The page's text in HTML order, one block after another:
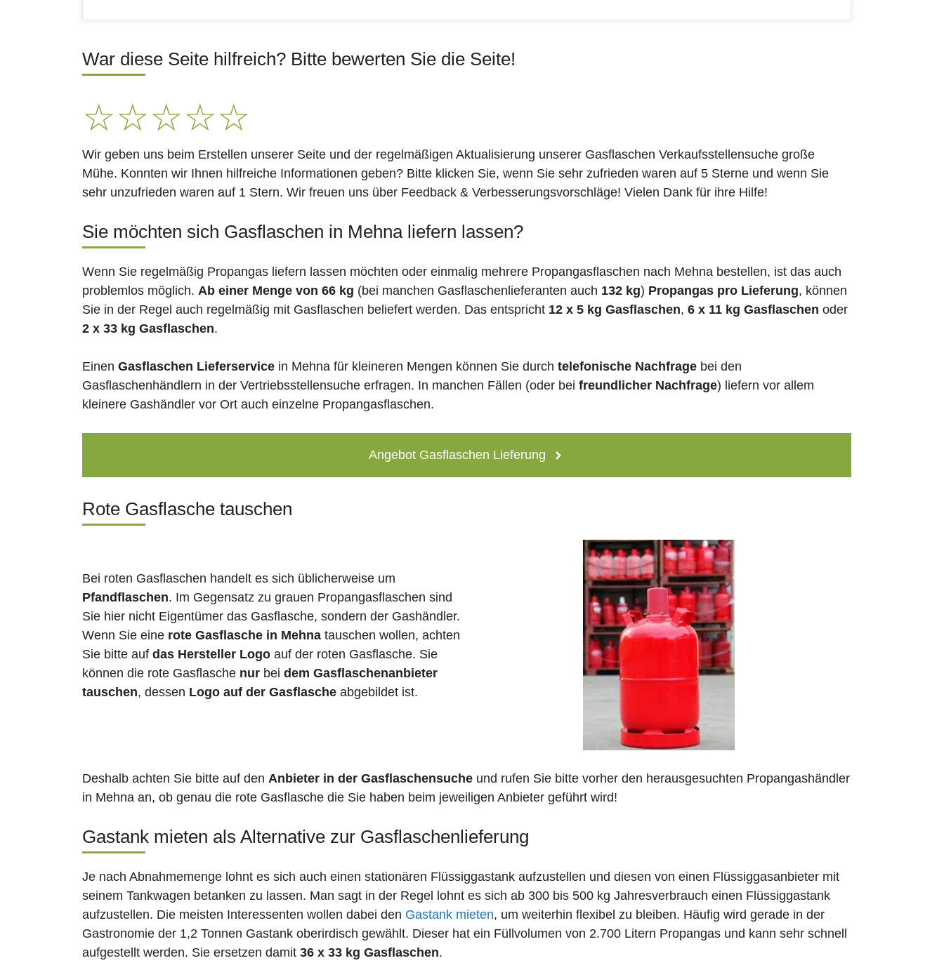
War diese Seite hilfreich? Bitte bewerten Sie die Seite!
☆☆☆☆☆
Wir geben uns beim Erstellen unserer Seite und der regelmäßigen Aktualisierung unserer Gasflaschen Verkaufsstellensuche große
Mühe. Konnten wir Ihnen hilfreiche Informationen geben? Bitte klicken Sie, wenn Sie sehr zufrieden waren auf 5 Sterne und wenn Sie
sehr unzufrieden waren auf 1 Stern. Wir freuen uns über Feedback & Verbesserungsvorschläge! Vielen Dank für ihre Hilfe!
Sie möchten sich Gasflaschen in Mehna liefern lassen?
Wenn Sie regelmäßig Propangas liefern lassen möchten oder einmalig mehrere Propangasflaschen nach Mehna bestellen, ist das auch
problemlos möglich. Ab einer Menge von 66 kg (bei manchen Gasflaschenlieferanten auch 132 kg) Propangas pro Lieferung, können
Sie in der Regel auch regelmäßig mit Gasflaschen beliefert werden. Das entspricht 12 x 5 kg Gasflaschen, 6 x 11 kg Gasflaschen oder
2 x 33 kg Gasflaschen.
Einen Gasflaschen Lieferservice in Mehna für kleineren Mengen können Sie durch telefonische Nachfrage bei den
Gasflaschenhändlern in der Vertriebsstellensuche erfragen. In manchen Fällen (oder bei freundlicher Nachfrage) liefern vor allem
kleinere Gashändler vor Ort auch einzelne Propangasflaschen.
Angebot Gasflaschen Lieferung
Rote Gasflasche tauschen
Bei roten Gasflaschen handelt es sich üblicherweise um
Pfandflaschen. Im Gegensatz zu grauen Propangasflaschen sind
Sie hier nicht Eigentümer das Gasflasche, sondern der Gashändler.
Wenn Sie eine rote Gasflasche in Mehna tauschen wollen, achten
Sie bitte auf das Hersteller Logo auf der roten Gasflasche. Sie
können die rote Gasflasche nur bei dem Gasflaschenanbieter
tauschen, dessen Logo auf der Gasflasche abgebildet ist.
Deshalb achten Sie bitte auf den Anbieter in der Gasflaschensuche und rufen Sie bitte vorher den herausgesuchten Propangashändler
in Mehna an, ob genau die rote Gasflasche die Sie haben beim jeweiligen Anbieter geführt wird!
Gastank mieten als Alternative zur Gasflaschenlieferung
Je nach Abnahmemenge lohnt es sich auch einen stationären Flüssiggastank aufzustellen und diesen von einen Flüssiggasanbieter mit
seinem Tankwagen betanken zu lassen. Man sagt in der Regel lohnt es sich ab 300 bis 500 kg Jahresverbrauch einen Flüssiggastank
aufzustellen. Die meisten Interessenten wollen dabei den Gastank mieten, um weiterhin flexibel zu bleiben. Häufig wird gerade in der
Gastronomie der 1,2 Tonnen Gastank oberirdisch gewählt. Dieser hat ein Füllvolumen von 2.700 Litern Propangas und kann sehr schnell
aufgestellt werden. Sie ersetzen damit 36 x 33 kg Gasflaschen.